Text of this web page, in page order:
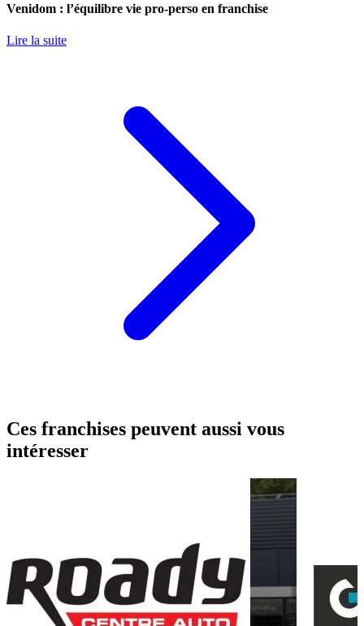
Venidom : l’équilibre vie pro-perso en franchise
Lire la suite
Ces franchises peuvent aussi vous
intéresser